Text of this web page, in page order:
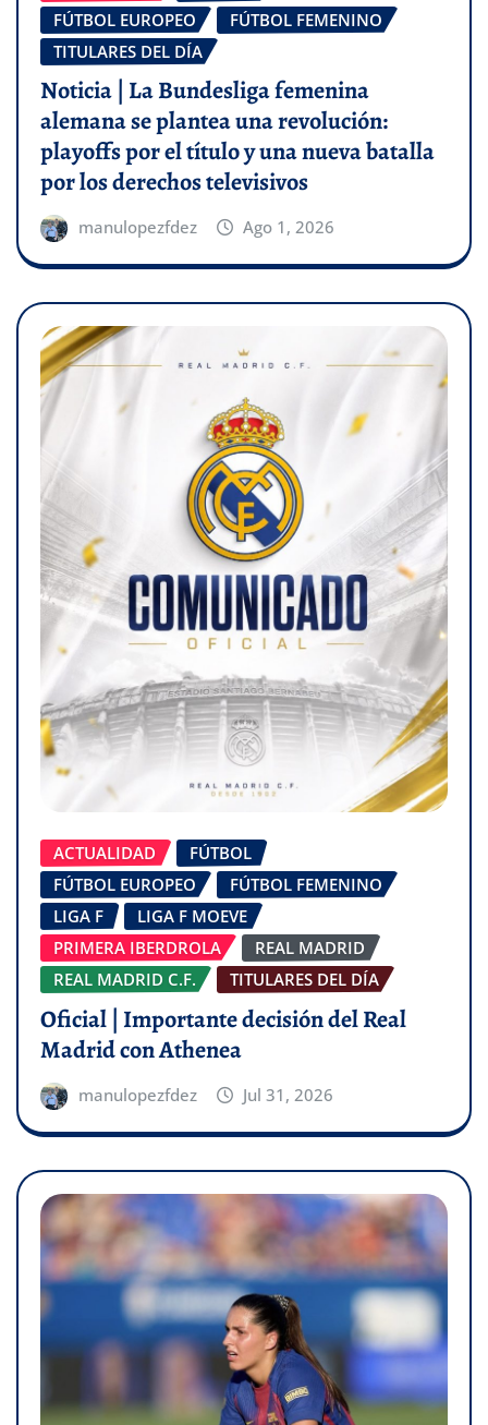
FÚTBOL EUROPEO
FÚTBOL FEMENINO
TITULARES DEL DÍA
Noticia | La Bundesliga femenina
alemana se plantea una revolución:
playoffs por el título y una nueva batalla
por los derechos televisivos
manulopezfdez Ago 1, 2026
ACTUALIDAD
FÚTBOL
FÚTBOL EUROPEO
FÚTBOL FEMENINO
LIGA F
LIGA F MOEVE
PRIMERA IBERDROLA
REAL MADRID
REAL MADRID C.F.
TITULARES DEL DÍA
Oficial | Importante decisión del Real
Madrid con Athenea
manulopezfdez Jul 31, 2026